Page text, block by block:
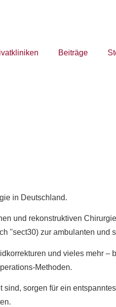
Beiträge
in Deutschland.
und rekonstruktiven
"sect30) zur ambulanten und
und vieles mehr –
Methoden.
sorgen für ein